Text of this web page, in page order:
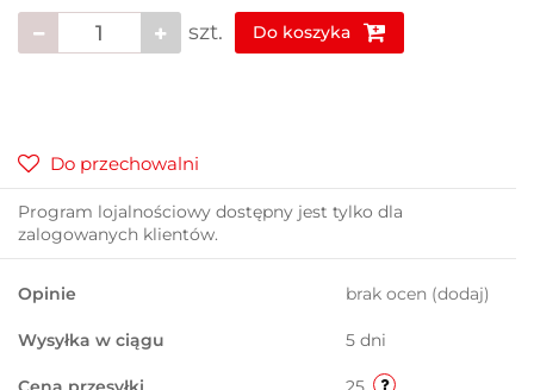
szt. Do koszyka
Do przechowalni
Program lojalnościowy dostępny jest tylko dla
zalogowanych klientów.
Opinie brak ocen (dodaj)
Wysyłka w ciągu 5 dni